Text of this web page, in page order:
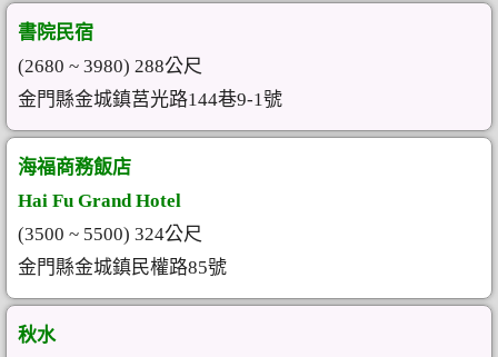
書院民宿
(2680 ~ 3980) 288公尺
金門縣金城鎮莒光路144巷9-1號
海福商務飯店
Hai Fu Grand Hotel
(3500 ~ 5500) 324公尺
金門縣金城鎮民權路85號
秋水